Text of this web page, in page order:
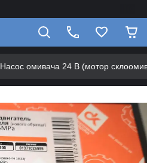
Насос омивача 24 В (мотор